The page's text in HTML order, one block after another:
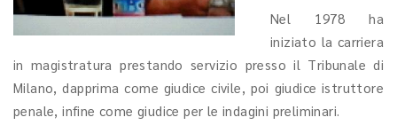
Nel 1978 ha
iniziato la carriera
in magistratura prestando servizio presso il Tribunale di
Milano, dapprima come giudice civile, poi giudice istruttore
penale, infine come giudice per le indagini preliminari.